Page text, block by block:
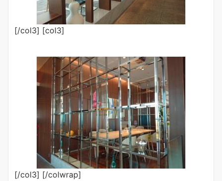
[/col3] [col3]
[/col3] [/colwrap]